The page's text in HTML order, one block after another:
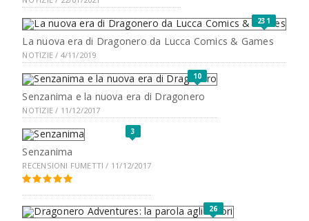
231
La nuova era di Dragonero da Lucca Comics & Games
NOTIZIE / 4/11/2019
10
Senzanima e la nuova era di Dragonero
NOTIZIE / 11/12/2017
3
Senzanima
RECENSIONI FUMETTI / 11/12/2017
26